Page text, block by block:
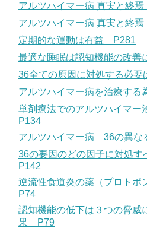
アルツハイマー病 真実と終
アルツハイマー病 真実と終
定期的な運動は有益 P281
最適な睡眠は認知機能の改
36全ての原因に対処する必
アルツハイマー病を治療する
単剤療法でのアルツハイマ
P134
アルツハイマー病 36の異
36の要因のどの因子に対処
P142
逆流性食道炎の薬（プロト
P74
認知機能の低下は３つの脅威
果 P79